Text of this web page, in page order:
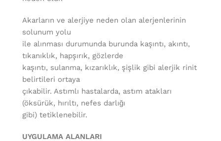
Akarların ve alerjiye neden olan alerjenlerinin
solunum yolu
ile alınması durumunda burunda kaşıntı, akıntı,
tıkanıklık, hapşırık, gözlerde
kaşıntı, sulanma, kızarıklık, şişlik gibi alerjik rinit
belirtileri ortaya
çıkabilir. Astımlı hastalarda, astım atakları
(öksürük, hırıltı, nefes darlığı
gibi) tetiklenebilir.
UYGULAMA ALANLARI